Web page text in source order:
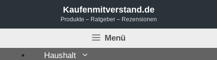
Kaufenmitverstand.de
Produkte – Ratgeber – Rezensionen
Menü
Haushalt